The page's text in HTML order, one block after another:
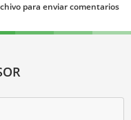
para enviar comentarios